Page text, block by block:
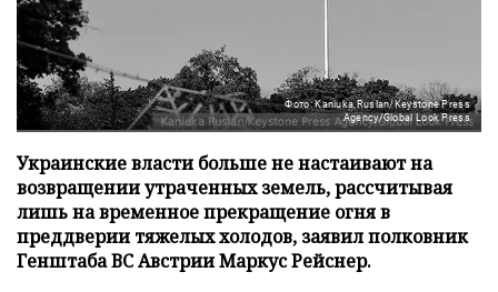
Фото: Kaniuka Ruslan/Keystone Press
Agency/Global Look Press
Украинские власти больше не настаивают на
возвращении утраченных земель, рассчитывая
лишь на временное прекращение огня в
преддверии тяжелых холодов, заявил полковник
Генштаба ВС Австрии Маркус Рейснер.